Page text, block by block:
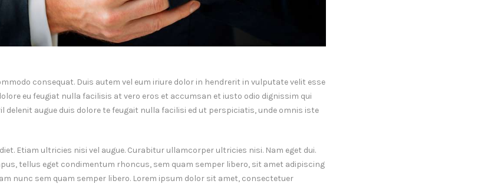
consequat. Duis autem vel eum iriure dolor in hendrerit in vulputate velit esse
eu feugiat nulla facilisis at vero eros et accumsan et iusto odio dignissim qui
augue duis dolore te feugait nulla facilisi ed ut perspiciatis, unde omnis iste
Etiam ultricies nisi vel augue. Curabitur ullamcorper ultricies nisi. Nam eget dui.
tellus eget condimentum rhoncus, sem quam semper libero, sit amet adipiscing
nunc sem quam semper libero. Lorem ipsum dolor sit amet, consectetuer